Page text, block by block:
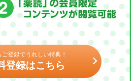
ご登録でうれしい特典！
登録はこちら